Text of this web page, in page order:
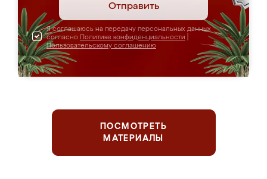
Отправить
Я соглашаюсь на передачу персональных данных
согласно Политике конфиденциальности
Пользовательскому соглашению
ПОСМОТРЕТЬ
МАТЕРИАЛЫ